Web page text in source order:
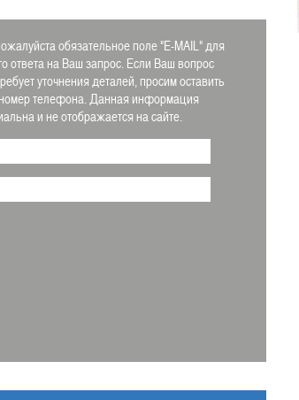
обязательное поле "E-MAIL" для
ответа на Ваш запрос. Если Ваш вопрос
уточнения деталей, просим оставить
телефона. Данная информация
и не отображается на сайте.